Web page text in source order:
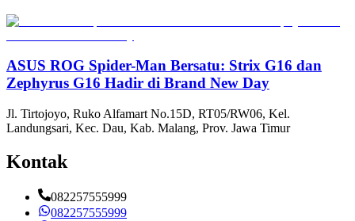
ASUS ROG Spider-Man Bersatu: Strix G16 dan
Zephyrus G16 Hadir di Brand New Day
Jl. Tirtojoyo, Ruko Alfamart No.15D, RT05/RW06, Kel.
Landungsari, Kec. Dau, Kab. Malang, Prov. Jawa Timur
Kontak
082257555999
082257555999